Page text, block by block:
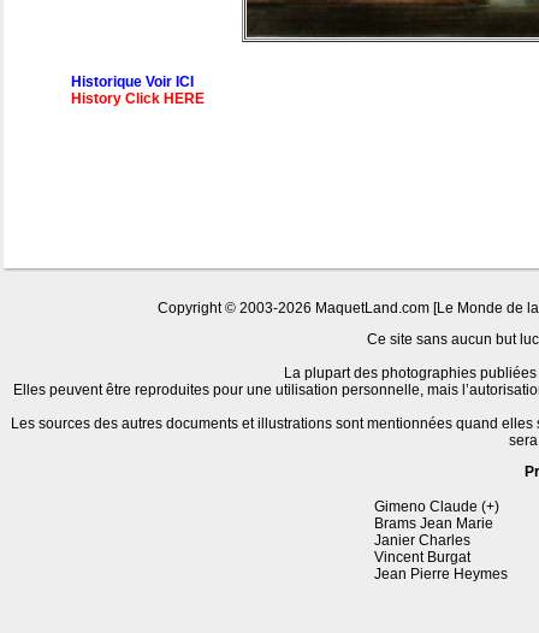
Historique Voir ICI
History Click HERE
Copyright © 2003-2026 MaquetLand.com [Le Monde de
Ce site sans aucun but
La plupart des photographies
Elles peuvent être reproduites pour une utilisation personnelle, mais
Les sources des autres documents et illustrations sont mentionnées quand
Gimeno Claude (+)
Brams Jean Marie
Janier Charles
Vincent Burgat
Jean Pierre Heymes